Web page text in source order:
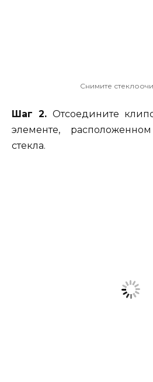
Снимите
Шаг 2. Отсоедините
элементе,
стекла.